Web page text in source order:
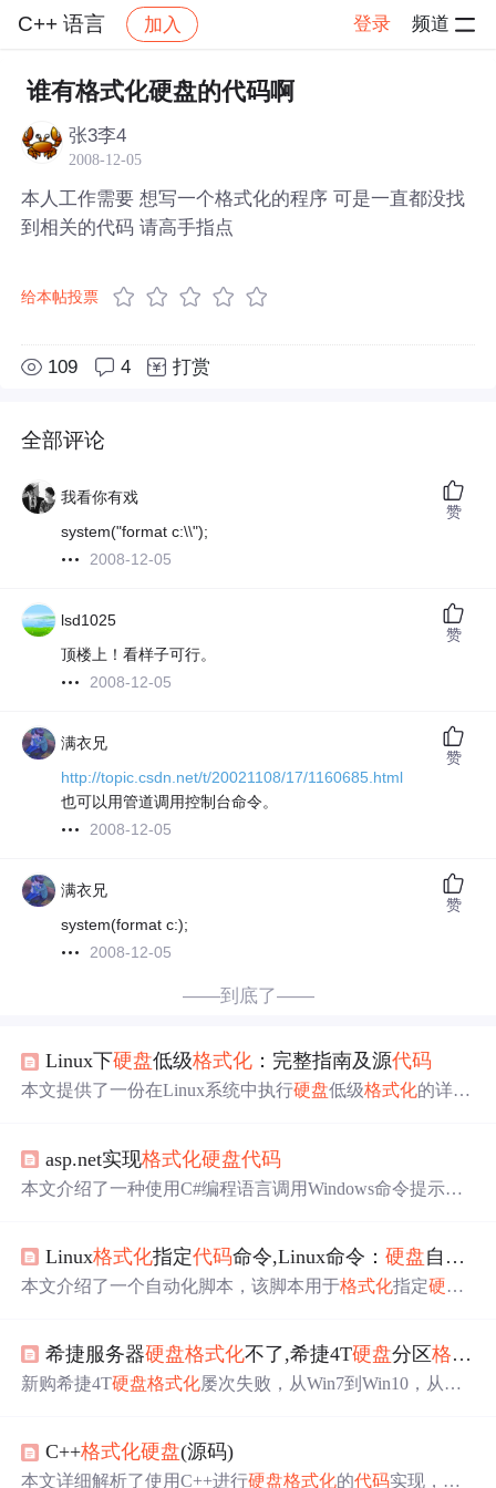
C++ 语言 加入 登录 频道
社区 C++ 语言 帖子详情
谁有格式化硬盘的代码啊
张3李4
2008-12-05
本人工作需要 想写一个格式化的程序 可是一直都没找
到相关的代码 请高手指点
给本帖投票
109 4 打赏
全部评论
我看你有戏
system("format c:\\");
2008-12-05
赞
lsd1025
顶楼上！看样子可行。
2008-12-05
赞
满衣兄
http://topic.csdn.net/t/20021108/17/1160685.html
也可以用管道调用控制台命令。
2008-12-05
赞
满衣兄
system(format c:);
2008-12-05
赞
——到底了——
Linux下硬盘低级格式化 ：完整指南及源代码
本文提供了一份在Linux系统中执行硬盘低级格式化的详细
作前需谨慎并备份重要信息。
asp.net实现格式化硬盘代码
本文介绍了一种使用C#编程语言调用Windows命令提示符
式化过程中的信息。
Linux格式化指定代码命令,Linux命令：硬盘自动
本文介绍了一个自动化脚本，该脚本用于格式化指定硬盘
擦除风险。
希捷服务器硬盘格式化不了,希捷4T硬盘分区格式化
新购希捷4T硬盘格式化屡次失败，从Win7到Win10，从MB
C++格式化硬盘(源码)
本文详细解析了使用C++进行硬盘格式化的代码实现，包